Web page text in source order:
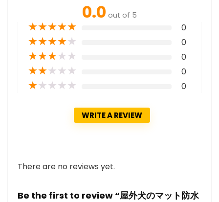
0.0 out of 5
★★★★★ 0
★★★★★ 0
★★★★★ 0
★★★★★ 0
★★★★★ 0
WRITE A REVIEW
There are no reviews yet.
Be the first to review “屋外犬のマット防水